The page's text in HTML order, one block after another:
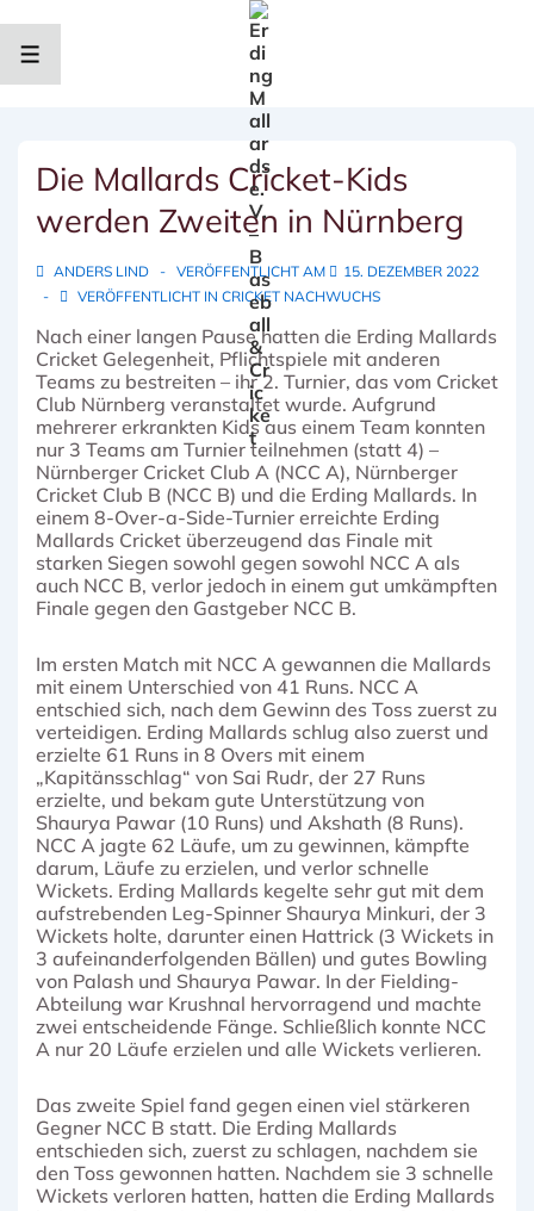
InhaltMENÜ
Die Mallards Cricket-Kids
werden Zweiten in Nürnberg
ANDERS LIND VERÖFFENTLICHT AM
15. DEZEMBER 2022
VERÖFFENTLICHT IN CRICKET NACHWUCHS
Nach einer langen Pause hatten die Erding Mallards
Cricket Gelegenheit, Pflichtspiele mit anderen
Teams zu bestreiten – ihr 2. Turnier, das vom Cricket
Club Nürnberg veranstaltet wurde. Aufgrund
mehrerer erkrankten Kids aus einem Team konnten
nur 3 Teams am Turnier teilnehmen (statt 4) –
Nürnberger Cricket Club A (NCC A), Nürnberger
Cricket Club B (NCC B) und die Erding Mallards. In
einem 8-Over-a-Side-Turnier erreichte Erding
Mallards Cricket überzeugend das Finale mit
starken Siegen sowohl gegen sowohl NCC A als
auch NCC B, verlor jedoch in einem gut umkämpften
Finale gegen den Gastgeber NCC B.
Im ersten Match mit NCC A gewannen die Mallards
mit einem Unterschied von 41 Runs. NCC A
entschied sich, nach dem Gewinn des Toss zuerst zu
verteidigen. Erding Mallards schlug also zuerst und
erzielte 61 Runs in 8 Overs mit einem
„Kapitänsschlag“ von Sai Rudr, der 27 Runs
erzielte, und bekam gute Unterstützung von
Shaurya Pawar (10 Runs) und Akshath (8 Runs).
NCC A jagte 62 Läufe, um zu gewinnen, kämpfte
darum, Läufe zu erzielen, und verlor schnelle
Wickets. Erding Mallards kegelte sehr gut mit dem
aufstrebenden Leg-Spinner Shaurya Minkuri, der 3
Wickets holte, darunter einen Hattrick (3 Wickets in
3 aufeinanderfolgenden Bällen) und gutes Bowling
von Palash und Shaurya Pawar. In der Fielding-
Abteilung war Krushnal hervorragend und machte
zwei entscheidende Fänge. Schließlich konnte NCC
A nur 20 Läufe erzielen und alle Wickets verlieren.
Das zweite Spiel fand gegen einen viel stärkeren
Gegner NCC B statt. Die Erding Mallards
entschieden sich, zuerst zu schlagen, nachdem sie
den Toss gewonnen hatten. Nachdem sie 3 schnelle
Wickets verloren hatten, hatten die Erding Mallards